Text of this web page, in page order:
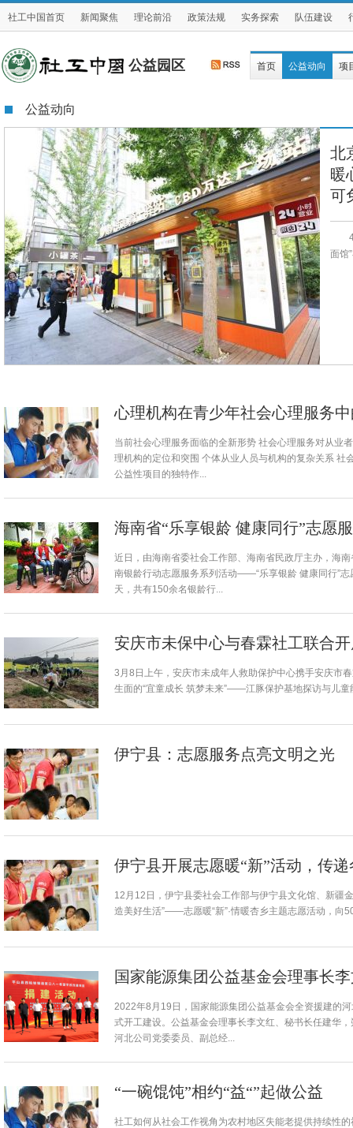
社工中国首页 新闻聚焦 理论前沿 政策法规 实务探索 队伍建设
公益园区 首页 公益动向 项
公益动向
北
暖
可
面馆
心理机构在青少年社会心理服务
当前社会心理服务面临的全新形势 社会心理服务对从业
理机构的定位和突围 个体从业人员与机构的复杂关系 社
公益性项目的独特作...
海南省“乐享银龄 健康同行”志愿
近日，由海南省委社会工作部、海南省民政厅主办，海
南银龄行动志愿服务系列活动——“乐享银龄 健康同行”
天，共有150余名银龄行...
安庆市未保中心与春霖社工联合
3月8日上午，安庆市未成年人救助保护中心携手安庆市
生面的“宜童成长 筑梦未来”——江豚保护基地探访与儿童
伊宁县：志愿服务点亮文明之光
伊宁县开展志愿暖“新”活动，传
12月12日，伊宁县委社会工作部与伊宁县文化馆、新疆
造美好生活”——志愿暖“新”·情暖杏乡主题志愿活动，向
国家能源集团公益基金会理事长
2022年8月19日，国家能源集团公益基金会全资援建的
式开工建设。公益基金会理事长李文红、秘书长任建华
河北公司党委委员、副总经...
“一碗馄饨”相约“益“”起做公益
社工如何从社会工作视角为农村地区失能老提供持续性